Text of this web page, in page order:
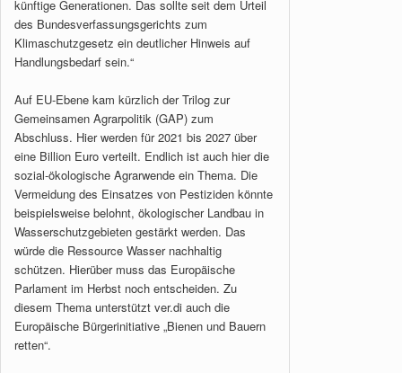
künftige Generationen. Das sollte seit dem Urteil
des Bundesverfassungsgerichts zum
Klimaschutzgesetz ein deutlicher Hinweis auf
Handlungsbedarf sein.“
Auf EU-Ebene kam kürzlich der Trilog zur
Gemeinsamen Agrarpolitik (GAP) zum
Abschluss. Hier werden für 2021 bis 2027 über
eine Billion Euro verteilt. Endlich ist auch hier die
sozial-ökologische Agrarwende ein Thema. Die
Vermeidung des Einsatzes von Pestiziden könnte
beispielsweise belohnt, ökologischer Landbau in
Wasserschutzgebieten gestärkt werden. Das
würde die Ressource Wasser nachhaltig
schützen. Hierüber muss das Europäische
Parlament im Herbst noch entscheiden. Zu
diesem Thema unterstützt ver.di auch die
Europäische Bürgerinitiative „Bienen und Bauern
retten“.